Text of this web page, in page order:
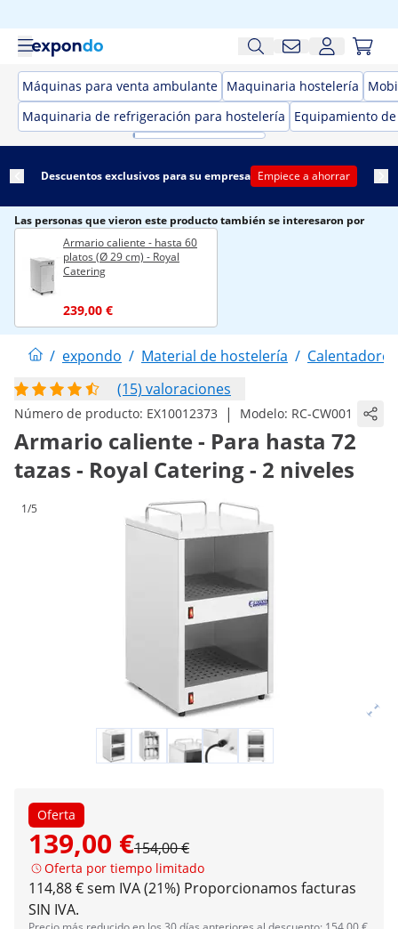
Máquinas para venta ambulante Maquinaria hostelería
Maquinaria de refrigeración para hostelería
Equipamiento
Descuentos exclusivos para su empresa Empiece a ahorrar
Las personas que vieron este producto también se interesaron por
Armario caliente - hasta 60
platos (Ø 29 cm) - Royal
Catering
239,00 €
/ expondo / Material de hostelería /
(15) valoraciones
Número de producto: EX10012373 | Modelo: RC-CW001
Armario caliente - Para hasta 72
tazas - Royal Catering - 2 niveles
1/5
Oferta
139,00 €154,00 €
Oferta por tiempo limitado
114,88 € sem IVA (21%) Proporcionamos facturas
SIN IVA.